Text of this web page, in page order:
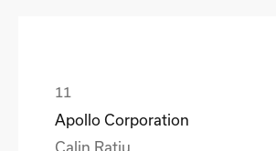
Apollo Corporation
Calin Ratiu